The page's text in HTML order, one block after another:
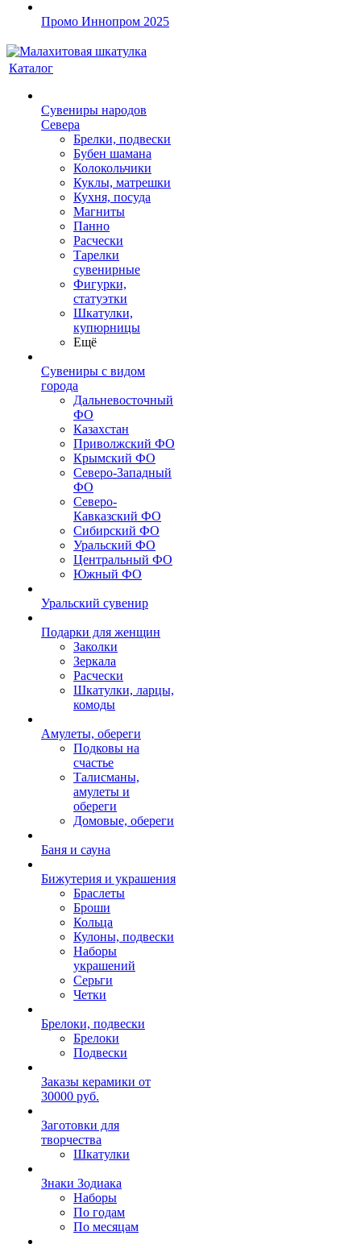
Промо Иннопром 2025
Каталог
Сувениры народов
Севера
Брелки, подвески
Бубен шамана
Колокольчики
Куклы, матрешки
Кухня, посуда
Магниты
Панно
Расчески
Тарелки
сувенирные
Фигурки,
статуэтки
Шкатулки,
купюрницы
Ещё
Сувениры с видом
города
Дальневосточный
ФО
Казахстан
Приволжский ФО
Крымский ФО
Северо-Западный
ФО
Северо-
Кавказский ФО
Сибирский ФО
Уральский ФО
Центральный ФО
Южный ФО
Уральский сувенир
Подарки для женщин
Заколки
Зеркала
Расчески
Шкатулки, ларцы,
комоды
Амулеты, обереги
Подковы на
счастье
Талисманы,
амулеты и
обереги
Домовые, обереги
Баня и сауна
Бижутерия и украшения
Браслеты
Броши
Кольца
Кулоны, подвески
Наборы
украшений
Серьги
Четки
Брелоки, подвески
Брелоки
Подвески
Заказы керамики от
30000 руб.
Заготовки для
творчества
Шкатулки
Знаки Зодиака
Наборы
По годам
По месяцам